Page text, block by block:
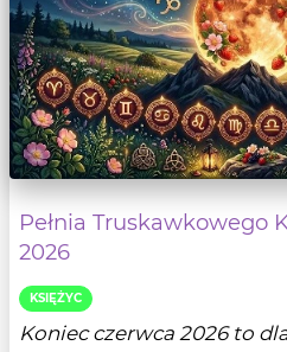
Pełnia Truskawkowego
2026
KSIĘŻYC
Koniec czerwca 2026 to